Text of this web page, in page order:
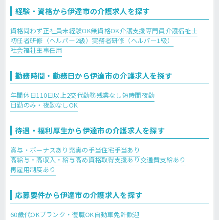
経験・資格から伊達市の介護求人を探す
資格問わず正社員未経験OK無資格OK介護支援専門員介護福祉士
初任者研修（ヘルパー2級） 実務者研修（ヘルパー1級）
社会福祉主事任用
勤務時間・勤務日から伊達市の介護求人を探す
年間休日110日以上2交代勤務残業なし短時間夜勤
日勤のみ・夜勤なしOK
待遇・福利厚生から伊達市の介護求人を探す
賞与・ボーナスあり 充実の手当住宅手当あり
高給与・高収入・給与高め資格取得支援あり交通費支給あり
再雇用制度あり
応募要件から伊達市の介護求人を探す
60歳代OKブランク・復職OK自動車免許歓迎